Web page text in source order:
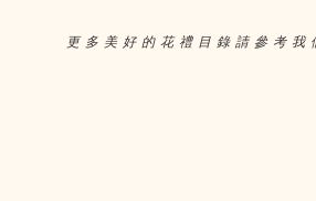
更 多 美 好 的 花 禮 目 錄 請 參 考 我